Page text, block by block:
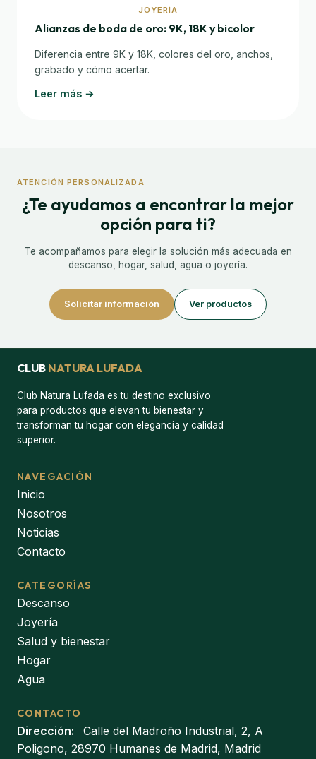
JOYERÍA
Alianzas de boda de oro: 9K, 18K y bicolor
Diferencia entre 9K y 18K, colores del oro, anchos,
grabado y cómo acertar.
Leer más →
ATENCIÓN PERSONALIZADA
¿Te ayudamos a encontrar la mejor
opción para ti?
Te acompañamos para elegir la solución más adecuada en
descanso, hogar, salud, agua o joyería.
Solicitar información Ver productos
CLUB NATURA LUFADA
Club Natura Lufada es tu destino exclusivo
para productos que elevan tu bienestar y
transforman tu hogar con elegancia y calidad
superior.
NAVEGACIÓN
Inicio
Nosotros
Noticias
Contacto
CATEGORÍAS
Descanso
Joyería
Salud y bienestar
Hogar
Agua
CONTACTO
Dirección:
Calle del Madroño Industrial, 2, A
Poligono, 28970 Humanes de Madrid, Madrid